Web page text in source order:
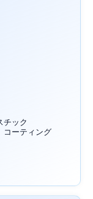
チック
コーティング